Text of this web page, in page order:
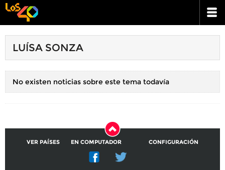
LUÍSA SONZA
No existen noticias sobre este tema todavía
VER PAÍSES EN COMPUTADOR CONFIGURACIÓN